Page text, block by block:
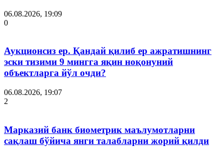
06.08.2026, 19:09
0
Аукционсиз ер. Қандай қилиб ер ажратишнинг
эски тизими 9 мингга яқин ноқонуний
объектларга йўл очди?
06.08.2026, 19:07
2
Марказий банк биометрик маълумотларни
сақлаш бўйича янги талабларни жорий қилди